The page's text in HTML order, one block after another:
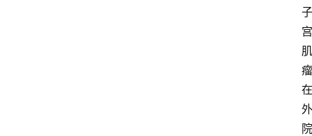
子
宫
肌
瘤
在
外
院